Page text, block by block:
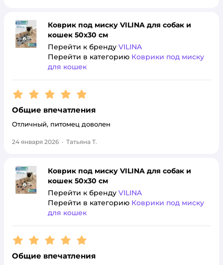
Коврик под миску VILINA для собак и
кошек 50х30 см
Перейти к бренду VILINA
Перейти в категорию Коврики под миску
для кошек
Рейтинг:5
Общие впечатления
Отличный, питомец доволен
24 января 2026 · Татьяна Т.
Коврик под миску VILINA для собак и
кошек 50х30 см
Перейти к бренду VILINA
Перейти в категорию Коврики под миску
для кошек
Рейтинг:5
Общие впечатления